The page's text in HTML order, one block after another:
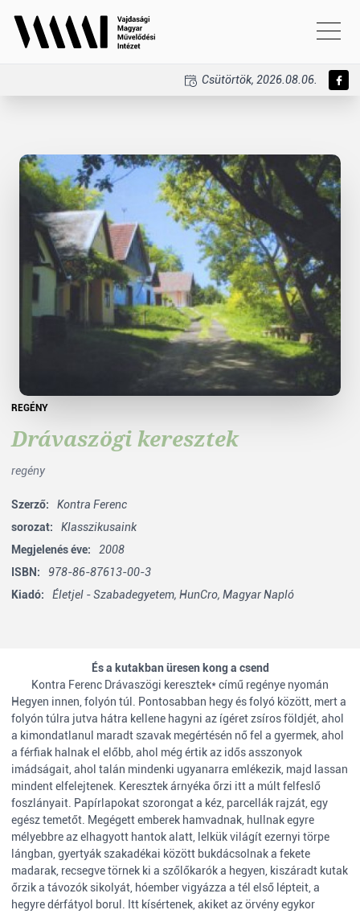
Csütörtök, 2026.08.06.
REGÉNY
Drávaszögi keresztek
regény
Szerző:
Kontra Ferenc
sorozat:
Klasszikusaink
Megjelenés éve:
2008
ISBN:
978-86-87613-00-3
Kiadó:
Életjel - Szabadegyetem, HunCro, Magyar Napló
És a kutakban üresen kong a csend
Kontra Ferenc Drávaszögi keresztek* című regénye nyomán
Hegyen innen, folyón túl. Pontosabban hegy és folyó között, mert a
folyón túlra jutva hátra kellene hagyni az ígéret zsíros földjét, ahol
a kimondatlanul maradt szavak megértésén nő fel a gyermek, ahol
a férfiak halnak el előbb, ahol még értik az idős asszonyok
imádságait, ahol talán mindenki ugyanarra emlékezik, majd lassan
mindent elfelejtenek. Keresztek árnyéka őrzi itt a múlt felfeslő
foszlányait. Papírlapokat szorongat a kéz, parcellák rajzát, egy
egész temetőt. Megégett emberek hamvadnak, hullnak egyre
mélyebbre az elhagyott hantok alatt, lelkük világít ezernyi törpe
lángban, gyertyák szakadékai között bukdácsolnak a fekete
madarak, recsegve törnek ki a szőlőkarók a hegyen, kiszáradt kutak
őrzik a távozók sikolyát, hóember vigyázza a tél első lépteit, a
hegyre dérfátyol borul. Itt kísértenek, akiket az örvény egykor